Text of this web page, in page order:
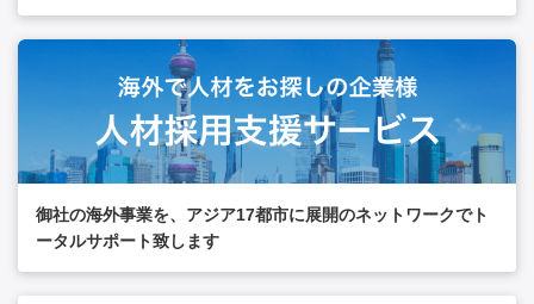
御社の海外事業を、アジア17都市に展開のネットワークでト
ータルサポート致します